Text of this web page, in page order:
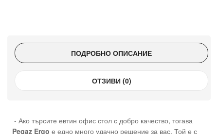
ПОДРОБНО ОПИСАНИЕ
ОТЗИВИ (0)
- Ако търсите евтин офис стол с добро качество, тогава
Pegaz Ergo е едно много удачно решение за вас. Той е с